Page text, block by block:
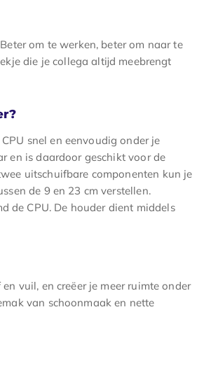
om te werken, beter om naar te
die je collega altijd meebrengt
snel en eenvoudig onder je
en is daardoor geschikt voor de
uitschuifbare componenten kun je
de 9 en 23 cm verstellen.
de CPU. De houder dient middels
vuil, en creëer je meer ruimte onder
van schoonmaak en nette